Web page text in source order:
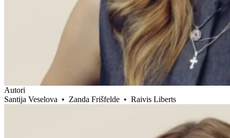
Autori
Santija Veselova • Zanda Frišfelde • Raivis Liberts